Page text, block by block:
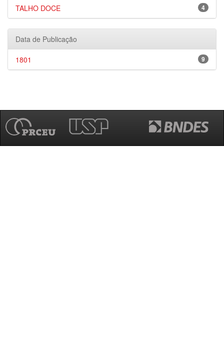
4
TALHO DOCE
Data de Publicação
9
1801